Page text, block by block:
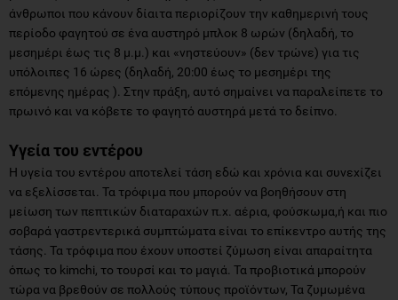
άνθρωποι που κάνουν δίαιτα περιορίζουν την καθημερινή τους
περίοδο φαγητού σε ένα αυστηρό μπλοκ 8 ωρών (δηλαδή, το
μεσημέρι έως τις 8 μ.μ.) και «νηστεύουν» (δεν τρώνε) για τις
υπόλοιπες 16 ώρες (δηλαδή, 20:00 έως το μεσημέρι της
επόμενης ημέρας ). Στην πράξη, αυτό σημαίνει να παραλείπετε το
πρωινό και να κόβετε το φαγητό αυστηρά μετά το δείπνο.
Υγεία του εντέρου
Η υγεία του εντέρου αποτελεί τάση εδώ και χρόνια και συνεχίζει
να εξελίσσεται. Τα τρόφιμα που μπορούν να βοηθήσουν στη
μείωση των πεπτικών διαταραχών π.χ. αέρια, φούσκωμα,ή και πιο
σοβαρά γαστρεντερικά συμπτώματα είναι το επίκεντρο αυτής της
τάσης. Τα τρόφιμα που έχουν υποστεί ζύμωση είναι απαραίτητα
όπως το kimchi, το τουρσί και το μαγιά. Τα προβιοτικά μπορούν
τώρα να βρεθούν σε πολλούς τύπους προϊόντων, Τα ζυμωμένα